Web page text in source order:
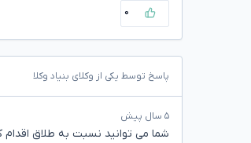
۰
پاسخ توسط یکی از وکلای بنیاد وکلا
۵ سال پیش
شما می توانید نسبت به طلاق